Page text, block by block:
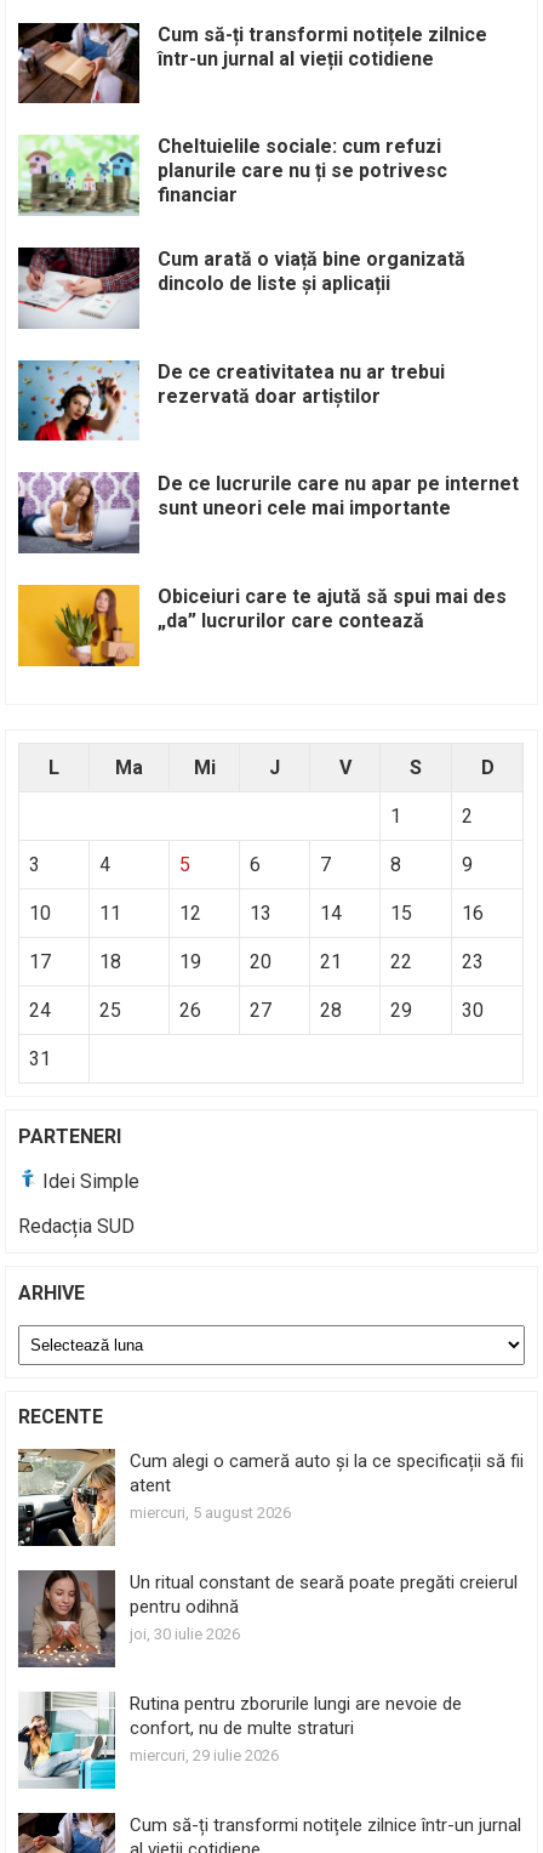
Cum să-ți transformi notițele zilnice
într-un jurnal al vieții cotidiene
Cheltuielile sociale: cum refuzi
planurile care nu ți se potrivesc
financiar
Cum arată o viață bine organizată
dincolo de liste și aplicații
De ce creativitatea nu ar trebui
rezervată doar artiștilor
De ce lucrurile care nu apar pe internet
sunt uneori cele mai importante
Obiceiuri care te ajută să spui mai des
„da” lucrurilor care contează
L Ma Mi J V S D
1 2
3 4 5 6 7 8 9
10 11 12 13 14 15 16
17 18 19 20 21 22 23
24 25 26 27 28 29 30
31
PARTENERI
Idei Simple
Redacția SUD
ARHIVE
Arhive
RECENTE
Cum alegi o cameră auto și la ce specificații să fii
atent
miercuri, 5 august 2026
Un ritual constant de seară poate pregăti creierul
pentru odihnă
joi, 30 iulie 2026
Rutina pentru zborurile lungi are nevoie de
confort, nu de multe straturi
miercuri, 29 iulie 2026
Cum să-ți transformi notițele zilnice într-un jurnal